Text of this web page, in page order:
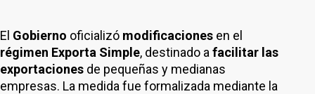
El Gobierno oficializó modificaciones en el
régimen Exporta Simple, destinado a facilitar las
exportaciones de pequeñas y medianas
empresas. La medida fue formalizada mediante la